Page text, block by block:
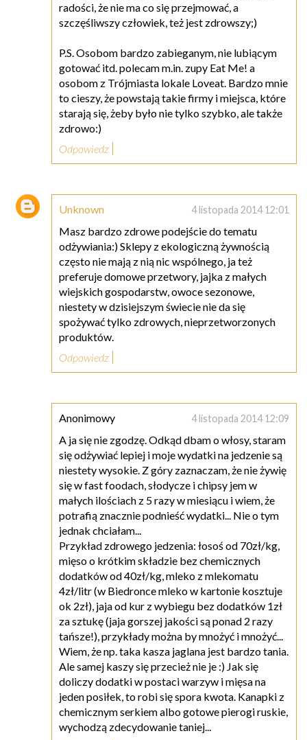
radości, że nie ma co się przejmować, a
szczęśliwszy człowiek, też jest zdrowszy;)
P.S. Osobom bardzo zabieganym, nie lubiącym
gotować itd. polecam m.in. zupy Eat Me! a
osobom z Trójmiasta lokale Loveat. Bardzo mnie
to cieszy, że powstają takie firmy i miejsca, które
starają się, żeby było nie tylko szybko, ale także
zdrowo:)
Odpowiedz
Unknown 4 listopada 2014 12:01
Masz bardzo zdrowe podejście do tematu
odżywiania:) Sklepy z ekologiczną żywnością
często nie mają z nią nic wspólnego, ja też
preferuje domowe przetwory, jajka z małych
wiejskich gospodarstw, owoce sezonowe,
niestety w dzisiejszym świecie nie da się
spożywać tylko zdrowych, nieprzetworzonych
produktów.
Odpowiedz
Anonimowy 4 listopada 2014 12:09
A ja się nie zgodzę. Odkąd dbam o włosy, staram
się odżywiać lepiej i moje wydatki na jedzenie są
niestety wysokie. Z góry zaznaczam, że nie żywię
się w fast foodach, słodycze i chipsy jem w
małych ilościach z 5 razy w miesiącu i wiem, że
potrafią znacznie podnieść wydatki... Nie o tym
jednak chciałam...
Przykład zdrowego jedzenia: łosoś od 70zł/kg,
mięso o krótkim składzie bez chemicznych
dodatków od 40zł/kg, mleko z mlekomatu
4zł/litr (w Biedronce mleko w kartonie kosztuje
ok 2zł), jaja od kur z wybiegu bez dodatków 1zł
za sztukę (jaja gorszej jakości są ponad 2 razy
tańsze!), przykłady można by mnożyć i mnożyć...
Wiem, że np. taka kasza jaglana jest bardzo tania.
Ale samej kaszy się przecież nie je :) Jak się
doliczy dodatki w postaci warzyw i mięsa na
jeden posiłek, to robi się spora kwota. Kanapki z
chemicznym serkiem albo gotowe pierogi ruskie,
wychodzą zdecydowanie taniej...